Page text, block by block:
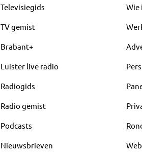
Televisiegids
TV gemist
Brabant+
Luister live radio
Radiogids
Radio gemist
Podcasts
Nieuwsbrieven
Wie